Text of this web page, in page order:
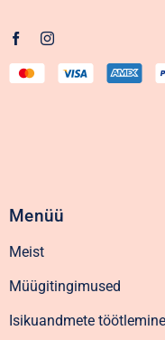
Menüü
Meist
Müügitingimused
Isikuandmete töötlemine